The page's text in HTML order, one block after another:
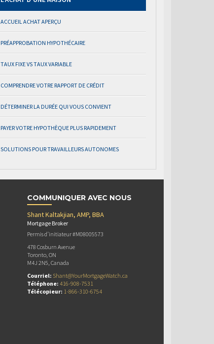
ACCUEIL ACHAT APERÇU
PRÉAPPROBATION HYPOTHÉCAIRE
TAUX FIXE VS TAUX VARIABLE
COMPRENDRE VOTRE RAPPORT DE CRÉDIT
DÉTERMINER LA DURÉE QUI VOUS CONVIENT
PAYER VOTRE HYPOTHÈQUE PLUS RAPIDEMENT
SOLUTIONS POUR TRAVAILLEURS AUTONOMES
COMMUNIQUER AVEC NOUS
Shant Kaltakjian, AMP, BBA
Mortgage Broker
Permis d’initiateur #M08005573
478 Cosburn Avenue
Toronto, ON
M4J 2N5, Canada
Courriel: Shant@YourMortgageWatch.ca
Téléphone: 416-908-7531
Télécopieur: 1-866-310-6754